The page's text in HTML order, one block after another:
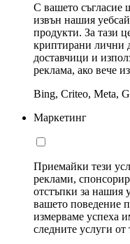
С вашето
извън нашия
продукти. За тази
криптирани лични
доставчици и
реклама, ако вече
Bing, Criteo, Meta,
Маркетинг
Приемайки тези
реклами,
отстъпки за нашия
вашето поведение
измерваме успеха
следните услуги от